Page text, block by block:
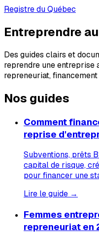
Registre du Québec
Entreprendre
Des guides clairs et
reprendre une entreprise
repreneuriat,
Nos guides
Comment
reprise
Subventions, prêts
capital de risque,
pour financer une
Lire le guide →
Femmes
repreneuriat en